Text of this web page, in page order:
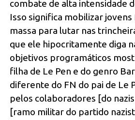
combate de alta intensidade
Isso significa mobilizar
massa para lutar nas
que ele hipocritamente diga
objetivos programáticos
filha de Le Pen e do genro
diferente do FN do pai de Le
pelos colaboradores [do
[ramo militar do partido